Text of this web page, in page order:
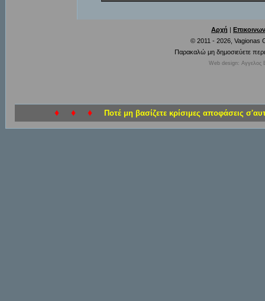
Αρχή |
© 2011 - 2026, Vagionas
Παρακαλώ μη δημοσιεύετε
Web design: Αγγελος
♦ ♦ ♦ Ποτέ μη βασίζετε κρίσιμες αποφάσεις